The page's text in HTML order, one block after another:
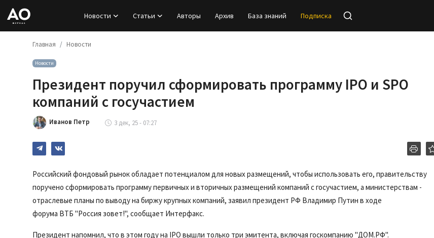
Новости Статьи Авторы Архив База знаний Подписка
Статьи
Подписка
Главная Новости
Новости
Президент поручил сформировать программу IPO и SPO
компаний с госучастием
Иванов Петр 3 дек, 25 - 07:27
Российский фондовый рынок обладает потенциалом для новых размещений, чтобы использовать его, правительству
поручено сформировать программу первичных и вторичных размещений компаний с госучастием, а министерствам -
отраслевые планы по выводу на биржу крупных компаний, заявил президент РФ Владимир Путин в ходе
форума ВТБ "Россия зовет!", сообщает Интерфакс.
Президент напомнил, что в этом году на IPO вышли только три эмитента, включая госкомпанию "ДОМ.РФ".